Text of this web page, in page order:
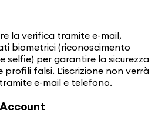
la verifica tramite e-mail,
biometrici (riconoscimento
per garantire la sicurezza
profili falsi. L'iscrizione non verrà
e-mail e telefono.